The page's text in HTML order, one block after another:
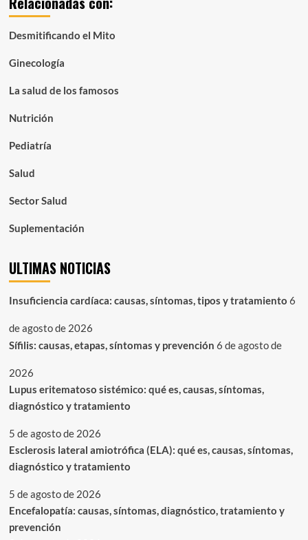
mes:
Desmitificando el Mito
Ginecología
La salud de los famosos
Nutrición
Pediatría
Salud
Sector Salud
Suplementación
ULTIMAS NOTICIAS
Insuficiencia cardíaca: causas, síntomas, tipos y tratamiento 6
de agosto de 2026
Sífilis: causas, etapas, síntomas y prevención 6 de agosto de
2026
Lupus eritematoso sistémico: qué es, causas, síntomas,
diagnóstico y tratamiento
5 de agosto de 2026
Esclerosis lateral amiotrófica (ELA): qué es, causas, síntomas,
diagnóstico y tratamiento
5 de agosto de 2026
Encefalopatía: causas, síntomas, diagnóstico, tratamiento y
prevención